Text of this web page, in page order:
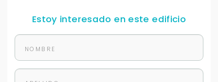
Estoy interesado en este edificio